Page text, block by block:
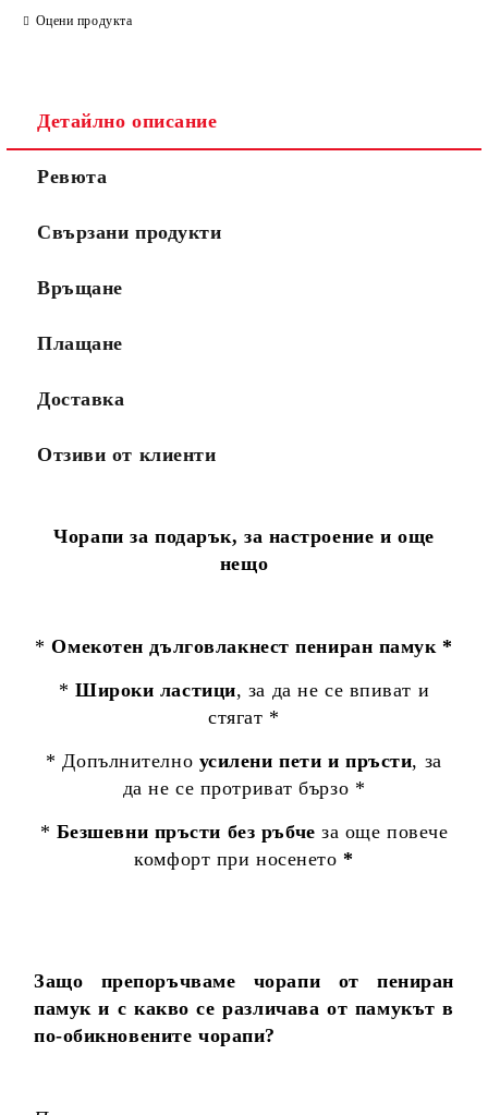
Оцени продукта
Детайлно описание
Ревюта
Свързани продукти
Връщане
Плащане
Доставка
Отзиви от клиенти
Чорапи за подарък, за настроение и още
нещо
*Омекотен дълговлакнест пениран памук *
* Широки ластици, за да не се впиват и
стягат *
* Допълнително усилени пети и пръсти, за
да не се протриват бързо *
* Безшевни пръсти без ръбчеза още повече
комфорт при носенето *
Защо препоръчваме чорапи от пениран
памук и с какво се различава от памукът в
по-обикновените чорапи?